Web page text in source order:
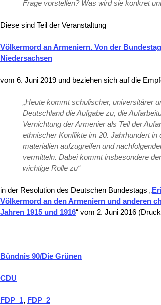
Frage vorstellen? Was wird sie konkret
Diese sind Teil der Veranstaltung
Völkermord an Armeniern. Von der
Niedersachsen
vom 6. Juni 2019 und beziehen sich auf die
„Heute kommt schulischer, universitärer
Deutschland die Aufgabe zu, die
Vernichtung der Armenier als Teil der
ethnischer Konflikte im 20. Jahrhundert in
materialien aufzugreifen und
vermitteln. Dabei kommt insbesondere
wichtige Rolle zu“
in der Resolution des Deutschen Bundestags „
Völkermord an den Armeniern und anderen
Jahren 1915 und 1916“ vom 2. Juni 2016
Bündnis 90/Die Grünen
CDU
FDP_1, FDP_2